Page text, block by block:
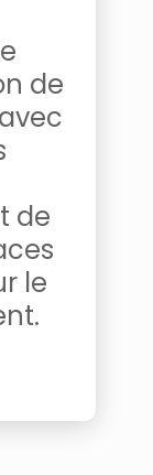
de
de
le